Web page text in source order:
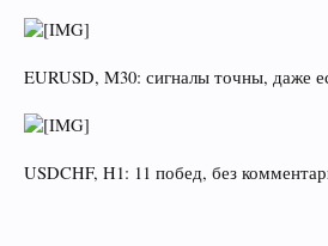
EURUSD, M30: сигналы точны, даже
USDCHF, H1: 11 побед, без